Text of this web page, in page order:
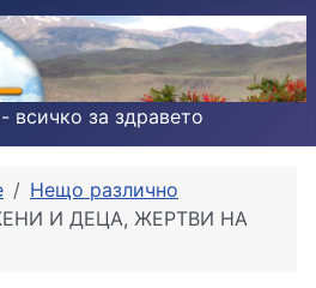
всичко за здравето
Нещо различно
И ДЕЦА, ЖЕРТВИ НА